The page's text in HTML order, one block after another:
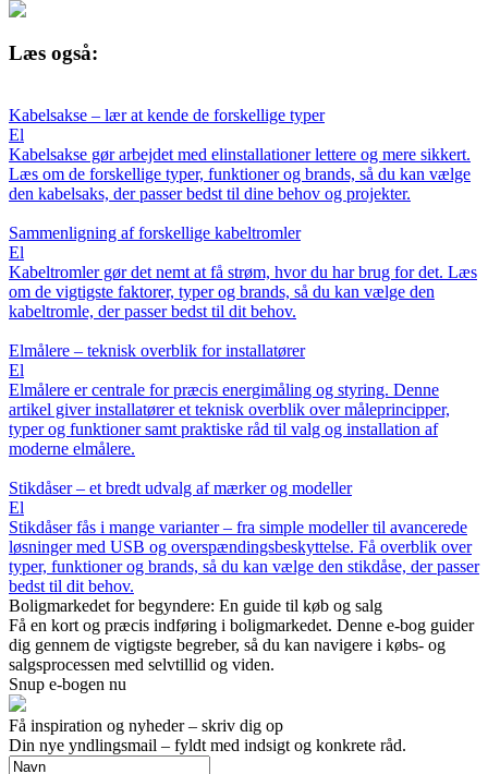
Læs også:
Kabelsakse – lær at kende de forskellige typer
El
Kabelsakse gør arbejdet med elinstallationer lettere og mere sikkert.
Læs om de forskellige typer, funktioner og brands, så du kan vælge
den kabelsaks, der passer bedst til dine behov og projekter.
Sammenligning af forskellige kabeltromler
El
Kabeltromler gør det nemt at få strøm, hvor du har brug for det. Læs
om de vigtigste faktorer, typer og brands, så du kan vælge den
kabeltromle, der passer bedst til dit behov.
Elmålere – teknisk overblik for installatører
El
Elmålere er centrale for præcis energimåling og styring. Denne
artikel giver installatører et teknisk overblik over måleprincipper,
typer og funktioner samt praktiske råd til valg og installation af
moderne elmålere.
Stikdåser – et bredt udvalg af mærker og modeller
El
Stikdåser fås i mange varianter – fra simple modeller til avancerede
løsninger med USB og overspændingsbeskyttelse. Få overblik over
typer, funktioner og brands, så du kan vælge den stikdåse, der passer
bedst til dit behov.
Boligmarkedet for begyndere: En guide til køb og salg
Få en kort og præcis indføring i boligmarkedet. Denne e-bog guider
dig gennem de vigtigste begreber, så du kan navigere i købs- og
salgsprocessen med selvtillid og viden.
Snup e-bogen nu
Få inspiration og nyheder – skriv dig op
Din nye yndlingsmail – fyldt med indsigt og konkrete råd.